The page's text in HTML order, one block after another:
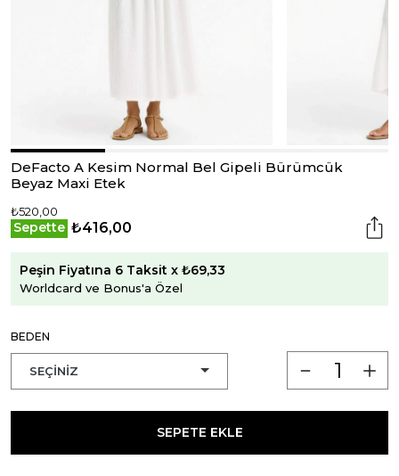
DeFacto A Kesim Normal Bel Gipeli Bürümcük
Beyaz Maxi Etek
₺520,00
Sepette ₺416,00
Peşin Fiyatına 6 Taksit x ₺69,33
Worldcard ve Bonus'a Özel
BEDEN
SEPETE EKLE